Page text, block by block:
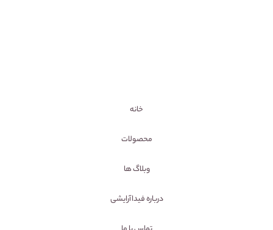
خانه
محصولات
وبلاگ ها
درباره فیداآرایشی